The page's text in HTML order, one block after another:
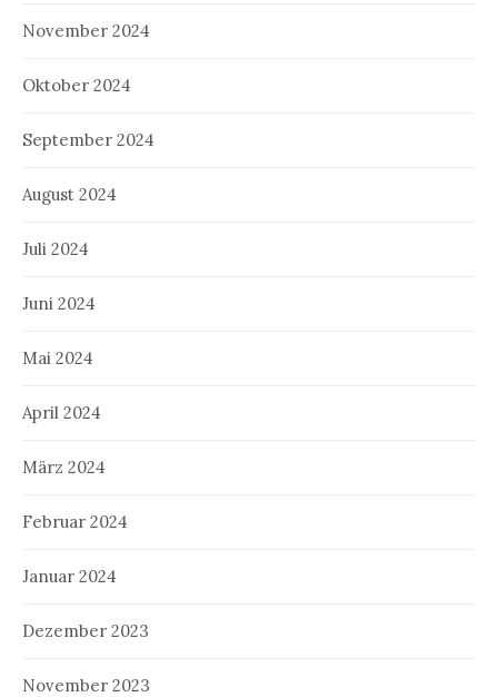
November 2024
Oktober 2024
September 2024
August 2024
Juli 2024
Juni 2024
Mai 2024
April 2024
März 2024
Februar 2024
Januar 2024
Dezember 2023
November 2023